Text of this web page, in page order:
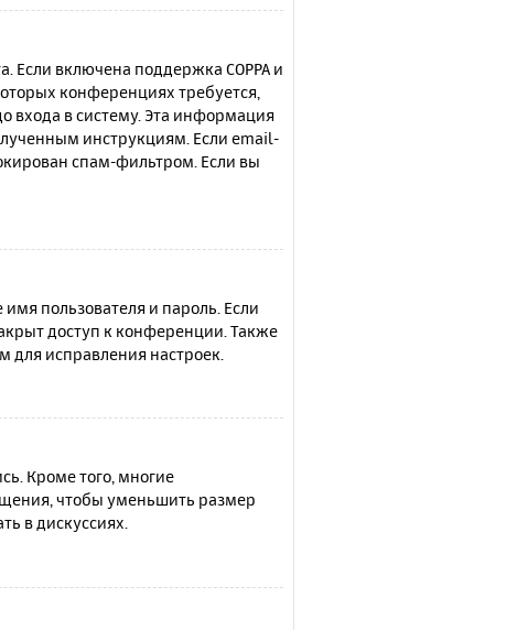
Если включена поддержка COPPA и
конференциях требуется,
входа в систему. Эта информация
инструкциям. Если email-
спам-фильтром. Если вы
пользователя и пароль. Если
доступ к конференции. Также
исправления настроек.
Кроме того, многие
чтобы уменьшить размер
в дискуссиях.